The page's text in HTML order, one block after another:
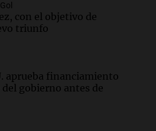
con el objetivo de
triunfo
aprueba financiamiento
gobierno antes de